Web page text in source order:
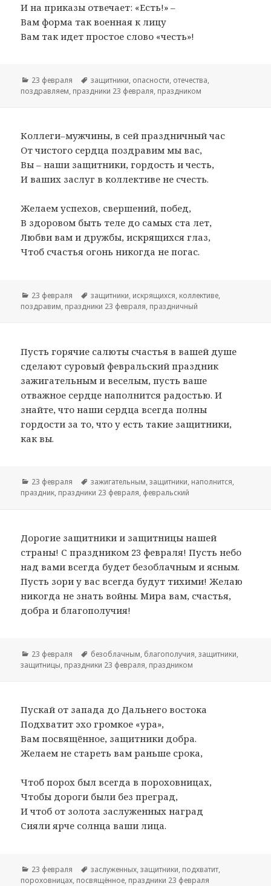
И на приказы отвечает: «Есть!» –
Вам форма так военная к лицу
Вам так идет простое слово «честь»!
Рубрики
23 февраля Метки
защитники, опасности, отечества,
поздравляем, праздники 23 февраля, праздником
Коллеги–мужчины, в сей праздничный час
От чистого сердца поздравим мы вас,
Вы – наши защитники, гордость и честь,
И ваших заслуг в коллективе не счесть.
Желаем успехов, свершений, побед,
В здоровом быть теле до самых ста лет,
Любви вам и дружбы, искрящихся глаз,
Чтоб счастья огонь никогда не погас.
Рубрики
23 февраля Метки
защитники, искрящихся, коллективе,
поздравим, праздники 23 февраля, праздничный
Пусть горячие салюты счастья в вашей душе
сделают суровый февральский праздник
зажигательным и веселым, пусть ваше
отважное сердце наполнится радостью. И
знайте, что наши сердца всегда полны
гордости за то, что у есть такие защитники,
как вы.
Рубрики
23 февраля Метки
зажигательным,защитники, наполнится,
праздник, праздники 23 февраля, февральский
Дорогие защитники и защитницы нашей
страны! С праздником 23 февраля! Пусть небо
над вами всегда будет безоблачным и ясным.
Пусть зори у вас всегда будут тихими! Желаю
никогда не знать войны. Мира вам, счастья,
добра и благополучия!
Рубрики
23 февраля Метки
безоблачным, благополучия,защитники,
защитницы, праздники 23 февраля, праздником
Пускай от запада до Дальнего востока
Подхватит эхо громкое «ура»,
Вам посвящённое, защитники добра.
Желаем не стареть вам раньше срока,
Чтоб порох был всегда в пороховницах,
Чтобы дороги были без преград,
И чтоб от золота заслуженных наград
Сияли ярче солнца ваши лица.
Рубрики
23 февраля Метки
заслуженных,защитники, подхватит,
пороховницах, посвящённое, праздники 23 февраля